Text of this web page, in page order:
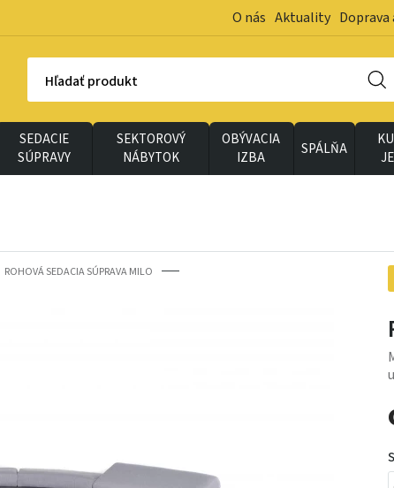
O nás Aktuality
Hľadať produkt
SEDACIE
SÚPRAVY
SEKTOROVÝ
NÁBYTOK
OBÝVACIA
IZBA
SPÁLŇA
ROHOVÁ SEDACIA SÚPRAVA MILO